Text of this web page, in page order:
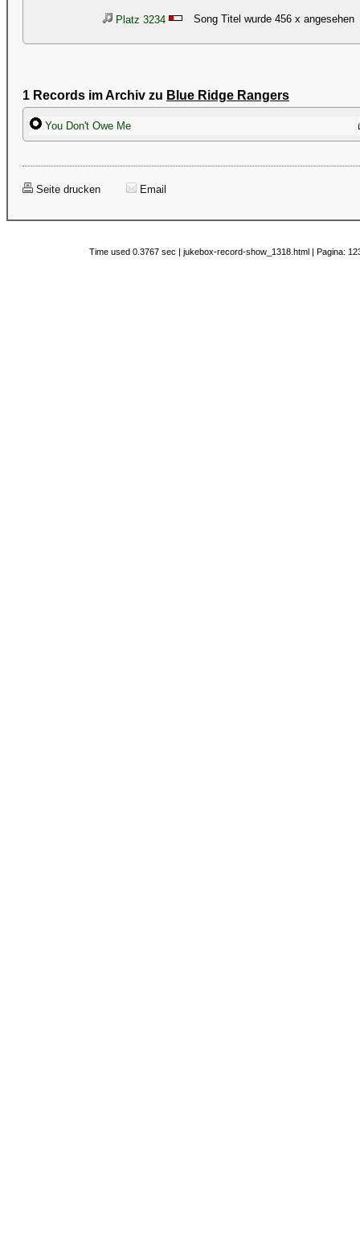
Platz 3234 Song Titel wurde 456 x angesehen
1 Records im Archiv zu Blue Ridge Rangers
You Don't Owe Me
Seite drucken Email
Time used 0.3767 sec | jukebox-record-show_1318.html | Pagina: